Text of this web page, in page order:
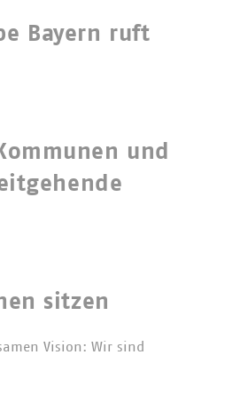
Bayern ruft
und
sitzen
Vision: Wir sind